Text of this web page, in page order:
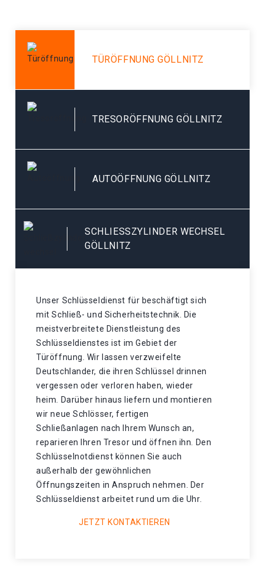
TÜRÖFFNUNG GÖLLNITZ
TRESORÖFFNUNG GÖLLNITZ
AUTOÖFFNUNG GÖLLNITZ
SCHLIESSZYLINDER WECHSEL G
ÖLLNITZ
Unser Schlüsseldienst für beschäftigt sich
mit Schließ- und Sicherheitstechnik. Die
meistverbreitete Dienstleistung des
Schlüsseldienstes ist im Gebiet der
Türöffnung. Wir lassen verzweifelte
Deutschlander, die ihren Schlüssel drinnen
vergessen oder verloren haben, wieder
heim. Darüber hinaus liefern und montieren
wir neue Schlösser, fertigen
Schließanlagen nach Ihrem Wunsch an,
reparieren Ihren Tresor und öffnen ihn. Den
Schlüsselnotdienst können Sie auch
außerhalb der gewöhnlichen
Öffnungszeiten in Anspruch nehmen. Der
Schlüsseldienst arbeitet rund um die Uhr.
JETZT KONTAKTIEREN